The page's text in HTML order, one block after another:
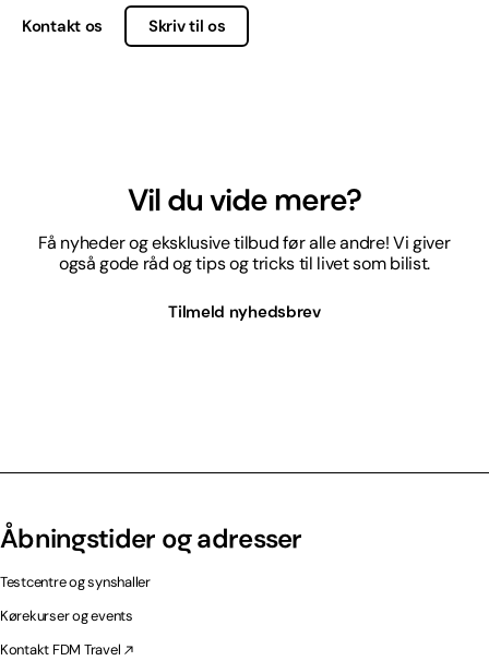
Kontakt os Skriv til os
Vil du vide mere?
Få nyheder og eksklusive tilbud før alle andre! Vi giver
også gode råd og tips og tricks til livet som bilist.
Tilmeld nyhedsbrev
Åbningstider og adresser
Testcentre og synshaller
Kørekurser og events
Kontakt FDM Travel